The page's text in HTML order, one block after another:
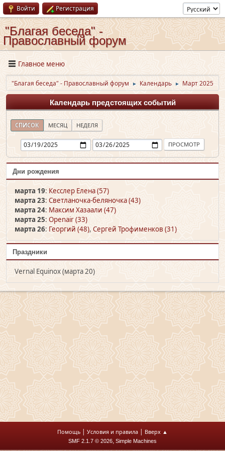
Войти Регистрация
"Благая беседа" -
Православный форум
Главное меню
"Благая беседа" - Православный форум ► Календарь ► Март 2025
Календарь предстоящих событий
СПИСОК МЕСЯЦ НЕДЕЛЯ
Дни рождения
марта 19: Кесслер Елена (57)
марта 23: Светланочка-беляночка (43)
марта 24: Максим Хазаали (47)
марта 25: Openair (33)
марта 26: Георгий (48), Сергей Трофименков (31)
Праздники
Vernal Equinox (марта 20)
Помощь | Условия и правила | Вверх ▲
SMF 2.1.7 © 2026, Simple Machines